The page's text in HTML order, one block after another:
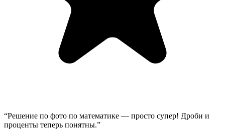
“Решение по фото по математике — просто супер! Дроби и
проценты теперь понятны.”